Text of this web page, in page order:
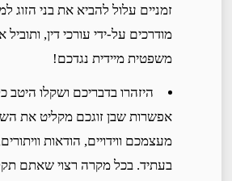
זמניים עלול להביא את בני הזוג
מודרכים על-ידי עורכי דין, ותוביל
משפטית מיידית נגדכם!
היזהרו בדבריכם ושקלו היטב
אפשרות שבן זוגכם מקליט את
מעצמכם ווידויים, הודאות
בעתיד. בכל מקרה רצוי שאתם